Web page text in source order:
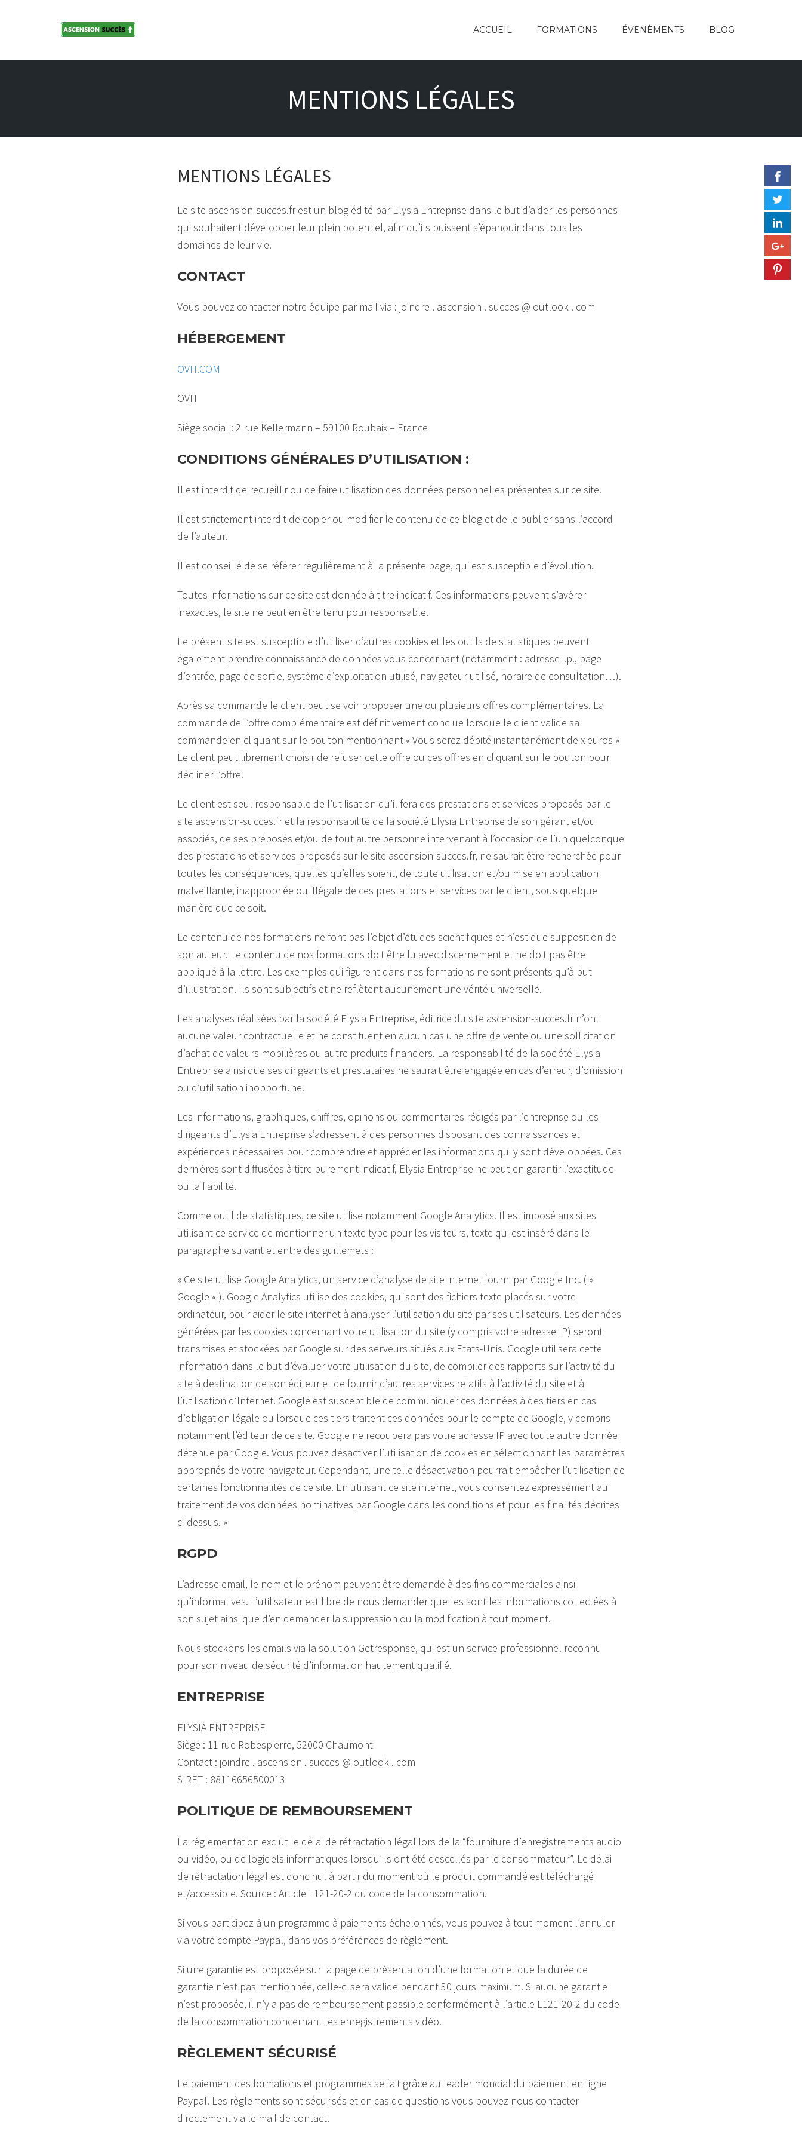
ACCUEIL FORMATIONS ÉVENÈMENTS BLOG
MENTIONS LÉGALES
MENTIONS LÉGALES
Le site ascension-succes.fr est un blog édité par Elysia Entreprise dans le but d’aider les personnes
qui souhaitent développer leur plein potentiel, afin qu’ils puissent s’épanouir dans tous les
domaines de leur vie.
CONTACT
Vous pouvez contacter notre équipe par mail via : joindre . ascension . succes @ outlook . com
HÉBERGEMENT
OVH.COM
OVH
Siège social : 2 rue Kellermann – 59100 Roubaix – France
CONDITIONS GÉNÉRALES D’UTILISATION :
Il est interdit de recueillir ou de faire utilisation des données personnelles présentes sur ce site.
Il est strictement interdit de copier ou modifier le contenu de ce blog et de le publier sans l’accord
de l’auteur.
Il est conseillé de se référer régulièrement à la présente page, qui est susceptible d’évolution.
Toutes informations sur ce site est donnée à titre indicatif. Ces informations peuvent s’avérer
inexactes, le site ne peut en être tenu pour responsable.
Le présent site est susceptible d’utiliser d’autres cookies et les outils de statistiques peuvent
également prendre connaissance de données vous concernant (notamment : adresse i.p., page
d’entrée, page de sortie, système d’exploitation utilisé, navigateur utilisé, horaire de consultation…).
Après sa commande le client peut se voir proposer une ou plusieurs offres complémentaires. La
commande de l’offre complémentaire est définitivement conclue lorsque le client valide sa
commande en cliquant sur le bouton mentionnant « Vous serez débité instantanément de x euros »
Le client peut librement choisir de refuser cette offre ou ces offres en cliquant sur le bouton pour
décliner l’offre.
Le client est seul responsable de l’utilisation qu’il fera des prestations et services proposés par le
site ascension-succes.fr et la responsabilité de la société Elysia Entreprise de son gérant et/ou
associés, de ses préposés et/ou de tout autre personne intervenant à l’occasion de l’un quelconque
des prestations et services proposés sur le site ascension-succes.fr, ne saurait être recherchée pour
toutes les conséquences, quelles qu’elles soient, de toute utilisation et/ou mise en application
malveillante, inappropriée ou illégale de ces prestations et services par le client, sous quelque
manière que ce soit.
Le contenu de nos formations ne font pas l’objet d’études scientifiques et n’est que supposition de
son auteur. Le contenu de nos formations doit être lu avec discernement et ne doit pas être
appliqué à la lettre. Les exemples qui figurent dans nos formations ne sont présents qu’à but
d’illustration. Ils sont subjectifs et ne reflètent aucunement une vérité universelle.
Les analyses réalisées par la société Elysia Entreprise, éditrice du site ascension-succes.fr n’ont
aucune valeur contractuelle et ne constituent en aucun cas une offre de vente ou une sollicitation
d’achat de valeurs mobilières ou autre produits financiers. La responsabilité de la société Elysia
Entreprise ainsi que ses dirigeants et prestataires ne saurait être engagée en cas d’erreur, d’omission
ou d’utilisation inopportune.
Les informations, graphiques, chiffres, opinons ou commentaires rédigés par l’entreprise ou les
dirigeants d’Elysia Entreprise s’adressent à des personnes disposant des connaissances et
expériences nécessaires pour comprendre et apprécier les informations qui y sont développées. Ces
dernières sont diffusées à titre purement indicatif, Elysia Entreprise ne peut en garantir l’exactitude
ou la fiabilité.
Comme outil de statistiques, ce site utilise notamment Google Analytics. Il est imposé aux sites
utilisant ce service de mentionner un texte type pour les visiteurs, texte qui est inséré dans le
paragraphe suivant et entre des guillemets :
« Ce site utilise Google Analytics, un service d’analyse de site internet fourni par Google Inc. ( »
Google « ). Google Analytics utilise des cookies, qui sont des fichiers texte placés sur votre
ordinateur, pour aider le site internet à analyser l’utilisation du site par ses utilisateurs. Les données
générées par les cookies concernant votre utilisation du site (y compris votre adresse IP) seront
transmises et stockées par Google sur des serveurs situés aux Etats-Unis. Google utilisera cette
information dans le but d’évaluer votre utilisation du site, de compiler des rapports sur l’activité du
site à destination de son éditeur et de fournir d’autres services relatifs à l’activité du site et à
l’utilisation d’Internet. Google est susceptible de communiquer ces données à des tiers en cas
d’obligation légale ou lorsque ces tiers traitent ces données pour le compte de Google, y compris
notamment l’éditeur de ce site. Google ne recoupera pas votre adresse IP avec toute autre donnée
détenue par Google. Vous pouvez désactiver l’utilisation de cookies en sélectionnant les paramètres
appropriés de votre navigateur. Cependant, une telle désactivation pourrait empêcher l’utilisation de
certaines fonctionnalités de ce site. En utilisant ce site internet, vous consentez expressément au
traitement de vos données nominatives par Google dans les conditions et pour les finalités décrites
ci-dessus. »
RGPD
L’adresse email, le nom et le prénom peuvent être demandé à des fins commerciales ainsi
qu’informatives. L’utilisateur est libre de nous demander quelles sont les informations collectées à
son sujet ainsi que d’en demander la suppression ou la modification à tout moment.
Nous stockons les emails via la solution Getresponse, qui est un service professionnel reconnu
pour son niveau de sécurité d’information hautement qualifié.
ENTREPRISE
ELYSIA ENTREPRISE
Siège : 11 rue Robespierre, 52000 Chaumont
Contact : joindre . ascension . succes @ outlook . com
SIRET : 88116656500013
POLITIQUE DE REMBOURSEMENT
La réglementation exclut le délai de rétractation légal lors de la “fourniture d’enregistrements audio
ou vidéo, ou de logiciels informatiques lorsqu’ils ont été descellés par le consommateur”. Le délai
de rétractation légal est donc nul à partir du moment où le produit commandé est téléchargé
et/accessible. Source : Article L121-20-2 du code de la consommation.
Si vous participez à un programme à paiements échelonnés, vous pouvez à tout moment l’annuler
via votre compte Paypal, dans vos préférences de règlement.
Si une garantie est proposée sur la page de présentation d’une formation et que la durée de
garantie n’est pas mentionnée, celle-ci sera valide pendant 30 jours maximum. Si aucune garantie
n’est proposée, il n’y a pas de remboursement possible conformément à l’article L121-20-2 du code
de la consommation concernant les enregistrements vidéo.
RÈGLEMENT SÉCURISÉ
Le paiement des formations et programmes se fait grâce au leader mondial du paiement en ligne
Paypal. Les règlements sont sécurisés et en cas de questions vous pouvez nous contacter
directement via le mail de contact.